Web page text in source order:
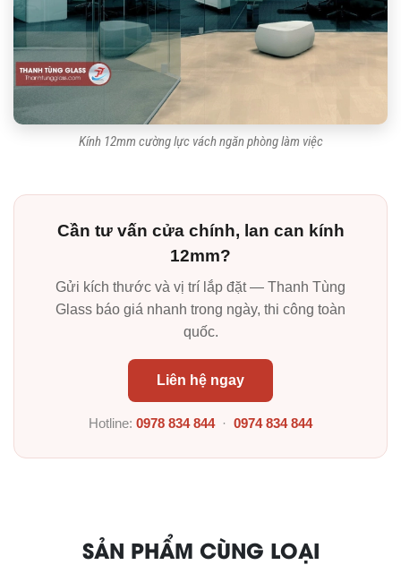
Kính 12mm cường lực vách ngăn phòng làm việc
Cần tư vấn cửa chính, lan can kính
12mm?
Gửi kích thước và vị trí lắp đặt — Thanh Tùng
Glass báo giá nhanh trong ngày, thi công toàn
quốc.
Liên hệ ngay
Hotline: 0978 834 844· 0974 834 844
SẢN PHẨM CÙNG LOẠI